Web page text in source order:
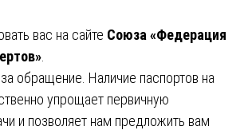
вас на сайте Союза «Федерация
обращение. Наличие паспортов на
упрощает первичную
и позволяет нам предложить вам